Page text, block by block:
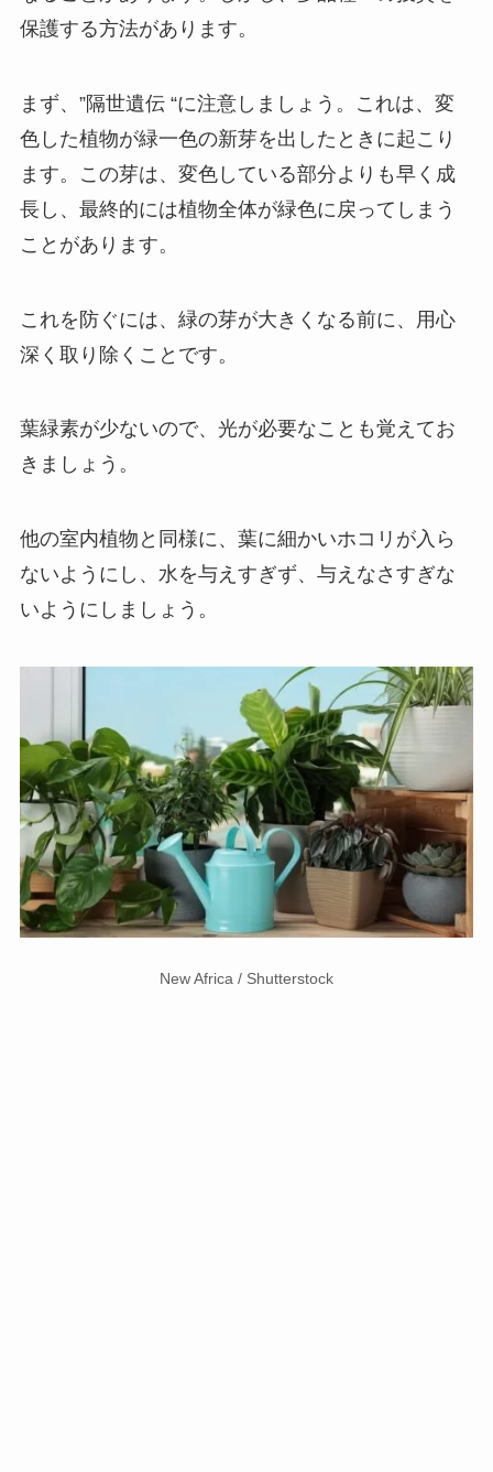
保護する方法があります。
まず、”隔世遺伝 “に注意しましょう。これは、変
色した植物が緑一色の新芽を出したときに起こり
ます。この芽は、変色している部分よりも早く成
長し、最終的には植物全体が緑色に戻ってしまう
ことがあります。
これを防ぐには、緑の芽が大きくなる前に、用心
深く取り除くことです。
葉緑素が少ないので、光が必要なことも覚えてお
きましょう。
他の室内植物と同様に、葉に細かいホコリが入ら
ないようにし、水を与えすぎず、与えなさすぎな
いようにしましょう。
New Africa / Shutterstock